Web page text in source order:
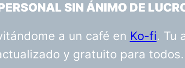
SIN ÁNIMO DE
a un café en Ko-fi. Tu
y gratuito para todos.